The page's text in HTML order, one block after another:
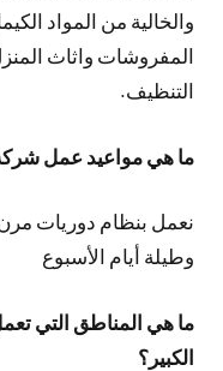
والخالية من المواد
المفروشات واثاث
التنظيف.
ما هي مواعيد عمل
وطيلة أيام الأسبوع
ما هي المناطق التي
الكبير؟